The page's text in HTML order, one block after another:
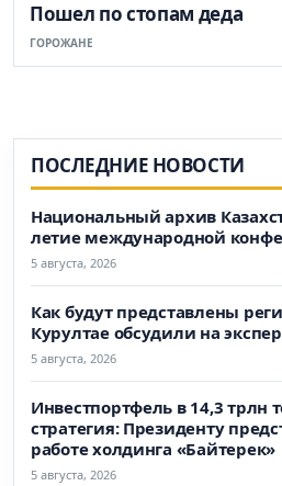
Пошел по стопам деда
ГОРОЖАНЕ
ПОСЛЕДНИЕ НОВОСТИ
Национальный архив
летие международной
5 августа, 2026
Как будут представлены
Курултае обсудили на
5 августа, 2026
Инвестпортфель в 14,3 трлн
стратегия: Президенту
работе холдинга «Байтерек»
5 августа, 2026